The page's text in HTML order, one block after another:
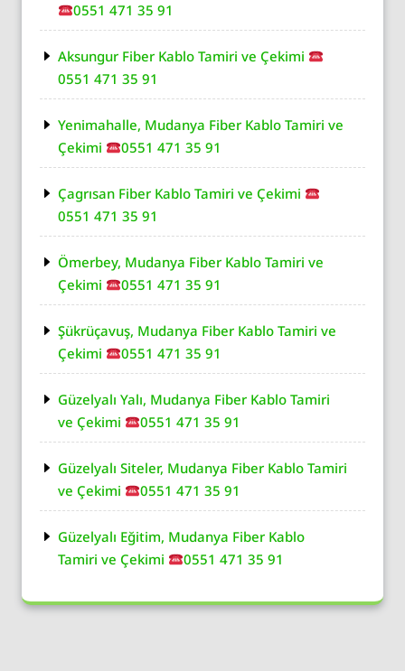
0551 471 35 91
Aksungur Fiber Kablo Tamiri ve Çekimi
0551 471 35 91
Yenimahalle, Mudanya Fiber Kablo Tamiri ve
Çekimi
0551 471 35 91
Çagrısan Fiber Kablo Tamiri ve Çekimi
0551 471 35 91
Ömerbey, Mudanya Fiber Kablo Tamiri ve
Çekimi
0551 471 35 91
Şükrüçavuş, Mudanya Fiber Kablo Tamiri ve
Çekimi
0551 471 35 91
Güzelyalı Yalı, Mudanya Fiber Kablo Tamiri
ve Çekimi
0551 471 35 91
Güzelyalı Siteler, Mudanya Fiber Kablo Tamiri
ve Çekimi
0551 471 35 91
Güzelyalı Eğitim, Mudanya Fiber Kablo
Tamiri ve Çekimi
0551 471 35 91